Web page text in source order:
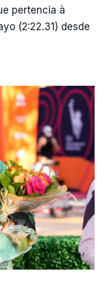
pertencia à
(2:22.31) desde